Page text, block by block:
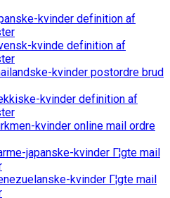
kvinder definition af
kvinde definition af
kvinder postordre brud
kvinder definition af
kvinder online mail ordre
japanske-kvinder Г¦gte mail
kvinder Г¦gte mail